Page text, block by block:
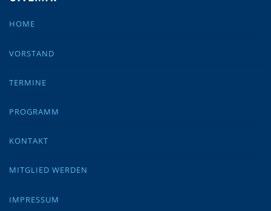
HOME
VORSTAND
TERMINE
PROGRAMM
KONTAKT
MITGLIED WERDEN
IMPRESSUM